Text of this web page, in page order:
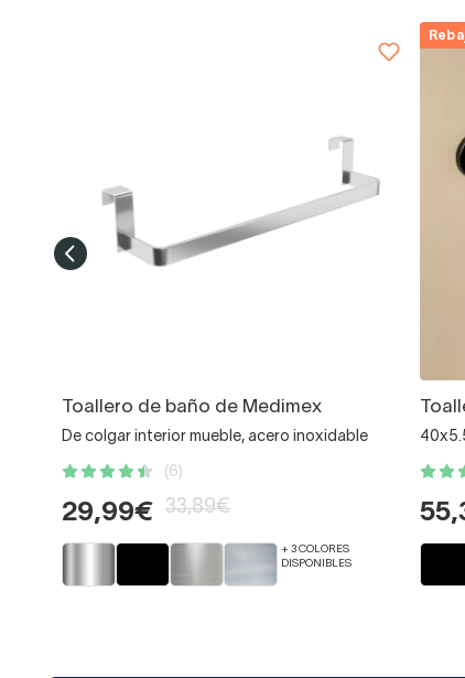
Toallero de baño de Medimex
De colgar interior mueble, acero inoxidable
(6)
29,99€ 33,89€
+ 3 COLORES
DISPONIBLES